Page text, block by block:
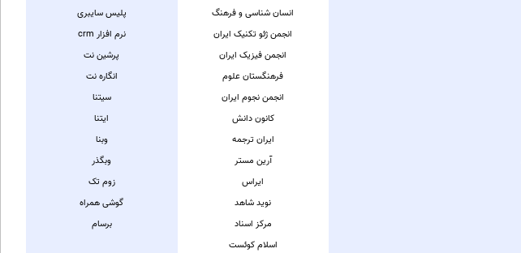
انسان شناسی و فرهنگ
انجمن ژئو تکنیک ایران
انجمن فیزیک ایران
فرهنگستان علوم
انجمن نجوم ایران
کانون دانش
ایران ترجمه
آرین مستر
ایراس
نوید شاهد
مركز اسناد
اسلام كوئست
پلیس سایبری
نرم افزار crm
پرشین نت
انگاره نت
سیتنا
ایتنا
وبنا
وبگذر
زوم تک
گوشی همراه
برسام